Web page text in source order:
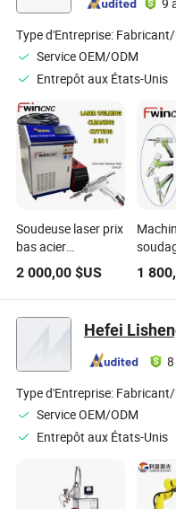
Type d'Entreprise: Fabricant/
Service OEM/ODM
Entrepôt aux États-Unis
Soudeuse laser prix
bas acier
inoxydable
aluminium 1500W
2000W 3000W
machine de
soudage laser à
2 000,00 $US
acier
1
Type d'Entreprise: Fabricant/
Service OEM/ODM
Entrepôt aux États-Unis